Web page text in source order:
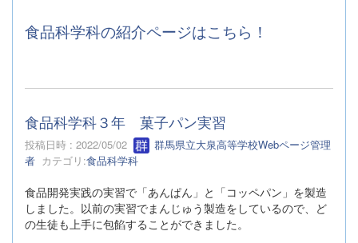
食品科学科の紹介ページはこちら！
食品科学科３年 菓子パン実習
投稿日時 : 2022/05/02
群馬県立大泉高等学校Webページ管理
者 カテゴリ:食品科学科
食品開発実践の実習で「あんぱん」と「コッペパン」を製造
しました。以前の実習でまんじゅう製造をしているので、ど
の生徒も上手に包餡することができました。